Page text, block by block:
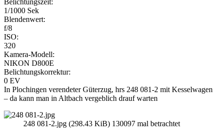
1/1000 Sek
Blendenwert:
f/8
ISO:
320
Kamera-Modell:
NIKON D800E
Belichtungskorrektur:
0 EV
In Plochingen verendeter Güterzug, hrs 248 081-2 mit Kesselwagen
– da kann man in Altbach vergeblich drauf warten
248 081-2.jpg (298.43 KiB) 130097 mal betrachtet